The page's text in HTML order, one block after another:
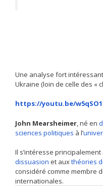
Une analyse fort
Ukraine (loin de celle des «
https://youtu.be/
John Mearsheimer, né en
sciences politiques à l’
Il s’intéresse
dissuasion et auxthéories
considéré comme membre
internationales.